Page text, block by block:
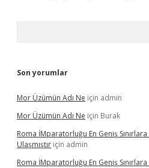
Son yorumlar
Mor Üzümün Adı Ne için admin
Mor Üzümün Adı Ne için Burak
Roma İMparatorluğu En Geniş
Ulaşmıştır için admin
Roma İMparatorluğu En Geniş